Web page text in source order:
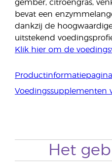
gember, citroengras,
bevat een
dankzij de
uitstekend
Klik hier om de
Productinformatiepagina
Voedingssupplementen
Het